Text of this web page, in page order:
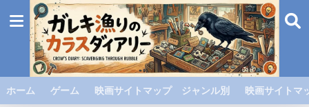
ホーム ゲーム 映画サイトマップ ジャンル別 映画サイト